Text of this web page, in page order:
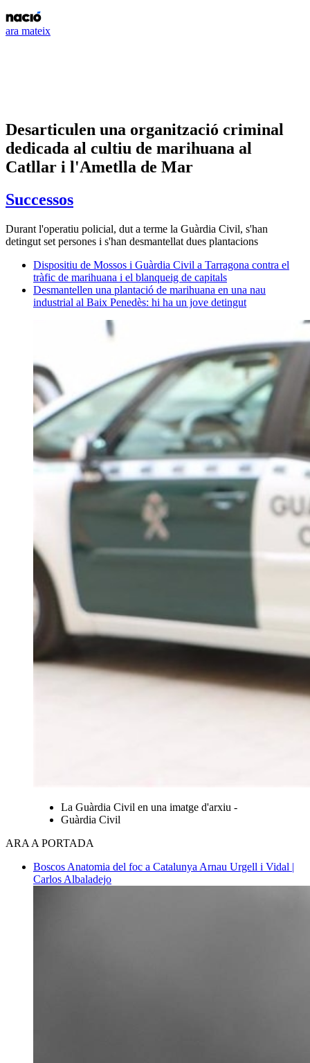
ara mateix
Desarticulen una organització criminal
dedicada al cultiu de marihuana al
Catllar i l'Ametlla de Mar
Successos
Durant l'operatiu policial, dut a terme la Guàrdia Civil, s'han
detingut set persones i s'han desmantellat dues plantacions
Dispositiu de Mossos i Guàrdia Civil a Tarragona contra el
tràfic de marihuana i el blanqueig de capitals
Desmantellen una plantació de marihuana en una nau
industrial al Baix Penedès: hi ha un jove detingut
La Guàrdia Civil en una imatge d'arxiu -
Guàrdia Civil
ARA A PORTADA
Boscos Anatomia del foc a Catalunya Arnau Urgell i Vidal |
Carlos Albaladejo